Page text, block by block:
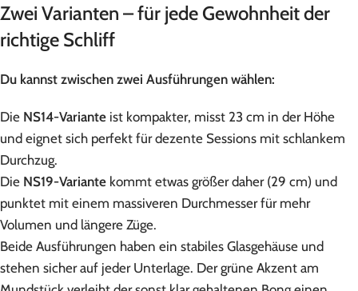
Zwei Varianten – für jede Gewohnheit der
richtige Schliff
Du kannst zwischen zwei Ausführungen wählen:
Die NS14-Variante ist kompakter, misst 23 cm in der Höhe
und eignet sich perfekt für dezente Sessions mit schlankem
Durchzug.
Die NS19-Variante kommt etwas größer daher (29 cm) und
punktet mit einem massiveren Durchmesser für mehr
Volumen und längere Züge.
Beide Ausführungen haben ein stabiles Glasgehäuse und
stehen sicher auf jeder Unterlage. Der grüne Akzent am